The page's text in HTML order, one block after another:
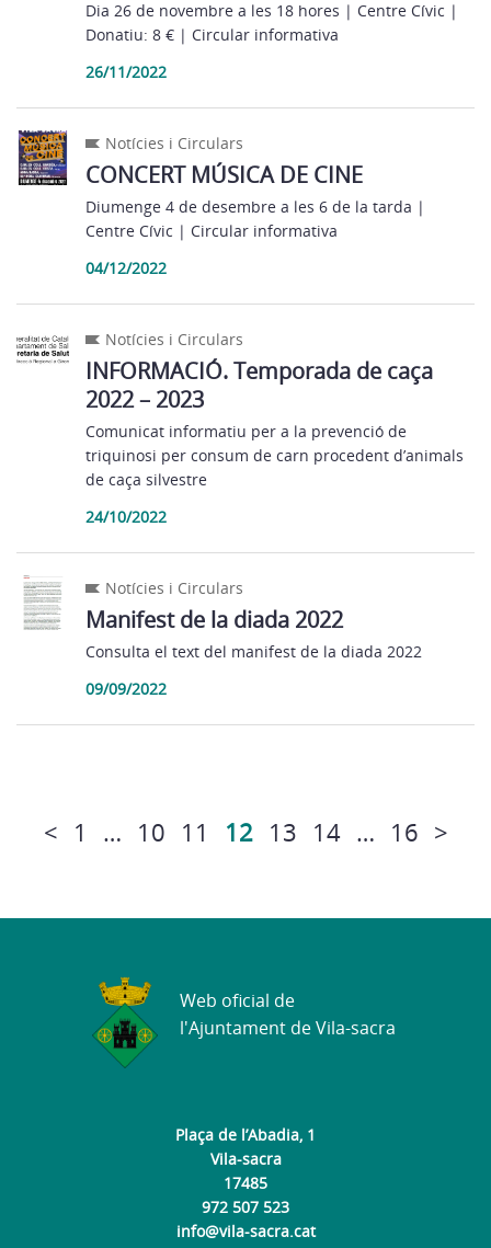
Dia 26 de novembre a les 18 hores | Centre Cívic |
Donatiu: 8 € | Circular informativa
26/11/2022
Notícies i Circulars
CONCERT MÚSICA DE CINE
Diumenge 4 de desembre a les 6 de la tarda |
Centre Cívic | Circular informativa
04/12/2022
Notícies i Circulars
INFORMACIÓ. Temporada de caça
2022 – 2023
Comunicat informatiu per a la prevenció de
triquinosi per consum de carn procedent d’animals
de caça silvestre
24/10/2022
Notícies i Circulars
Manifest de la diada 2022
Consulta el text del manifest de la diada 2022
09/09/2022
< 1 … 10 11 12 13 14 … 16 >
Plaça de l’Abadia, 1
Vila-sacra
17485
972 507 523
info@vila-sacra.cat
Web oficial de
l'Ajuntament de Vila-sacra